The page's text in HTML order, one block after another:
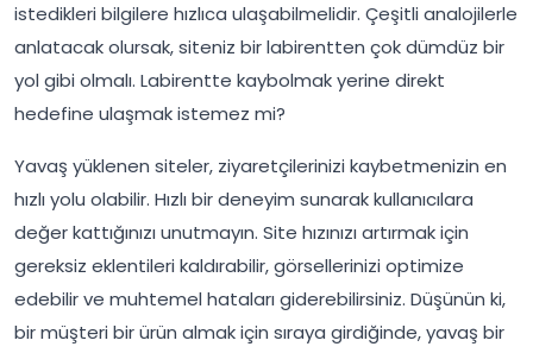
istedikleri bilgilere hızlıca ulaşabilmelidir. Çeşitli analojilerle
anlatacak olursak, siteniz bir labirentten çok dümdüz bir
yol gibi olmalı. Labirentte kaybolmak yerine direkt
hedefine ulaşmak istemez mi?
Yavaş yüklenen siteler, ziyaretçilerinizi kaybetmenizin en
hızlı yolu olabilir. Hızlı bir deneyim sunarak kullanıcılara
değer kattığınızı unutmayın. Site hızınızı artırmak için
gereksiz eklentileri kaldırabilir, görsellerinizi optimize
edebilir ve muhtemel hataları giderebilirsiniz. Düşünün ki,
bir müşteri bir ürün almak için sıraya girdiğinde, yavaş bir